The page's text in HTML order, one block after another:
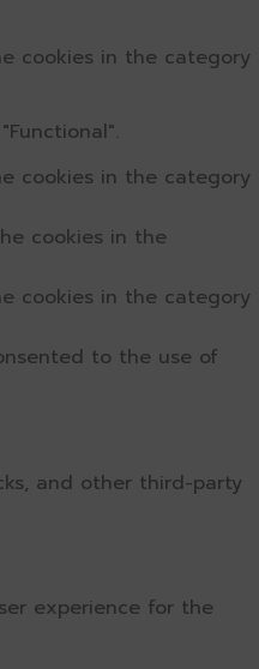
cookies in the category
cookies in the category
cookies in the
cookies in the category
to the use of
and other third-party
experience for the